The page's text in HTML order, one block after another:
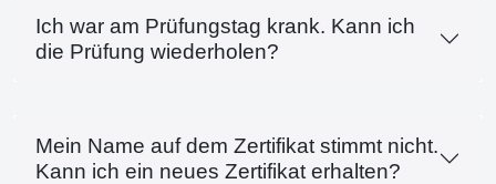
Ich war am Prüfungstag krank. Kann ich
die Prüfung wiederholen?
Mein Name auf dem Zertifikat stimmt nicht.
Kann ich ein neues Zertifikat erhalten?